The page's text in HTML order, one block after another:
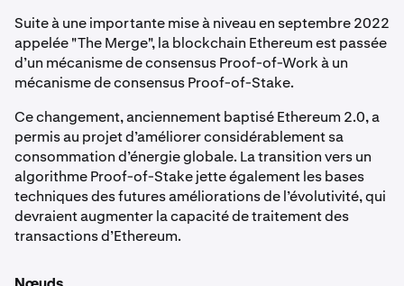
Suite à une importante mise à niveau en septembre 2022
appelée "The Merge", la blockchain Ethereum est passée
d’un mécanisme de consensus Proof-of-Work à un
mécanisme de consensus Proof-of-Stake.
Ce changement, anciennement baptisé Ethereum 2.0, a
permis au projet d’améliorer considérablement sa
consommation d’énergie globale. La transition vers un
algorithme Proof-of-Stake jette également les bases
techniques des futures améliorations de l’évolutivité, qui
devraient augmenter la capacité de traitement des
transactions d’Ethereum.